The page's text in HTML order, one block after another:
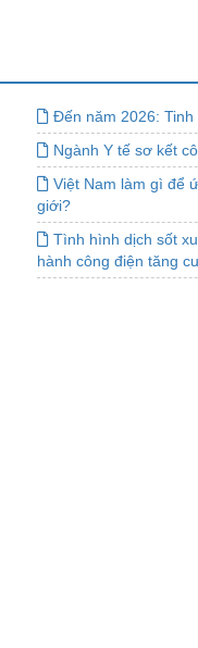
Đến năm 2026:
Ngành Y tế sơ kết
Việt Nam làm gì để
giới?
Tình hình dịch sốt
hành công điện tăng